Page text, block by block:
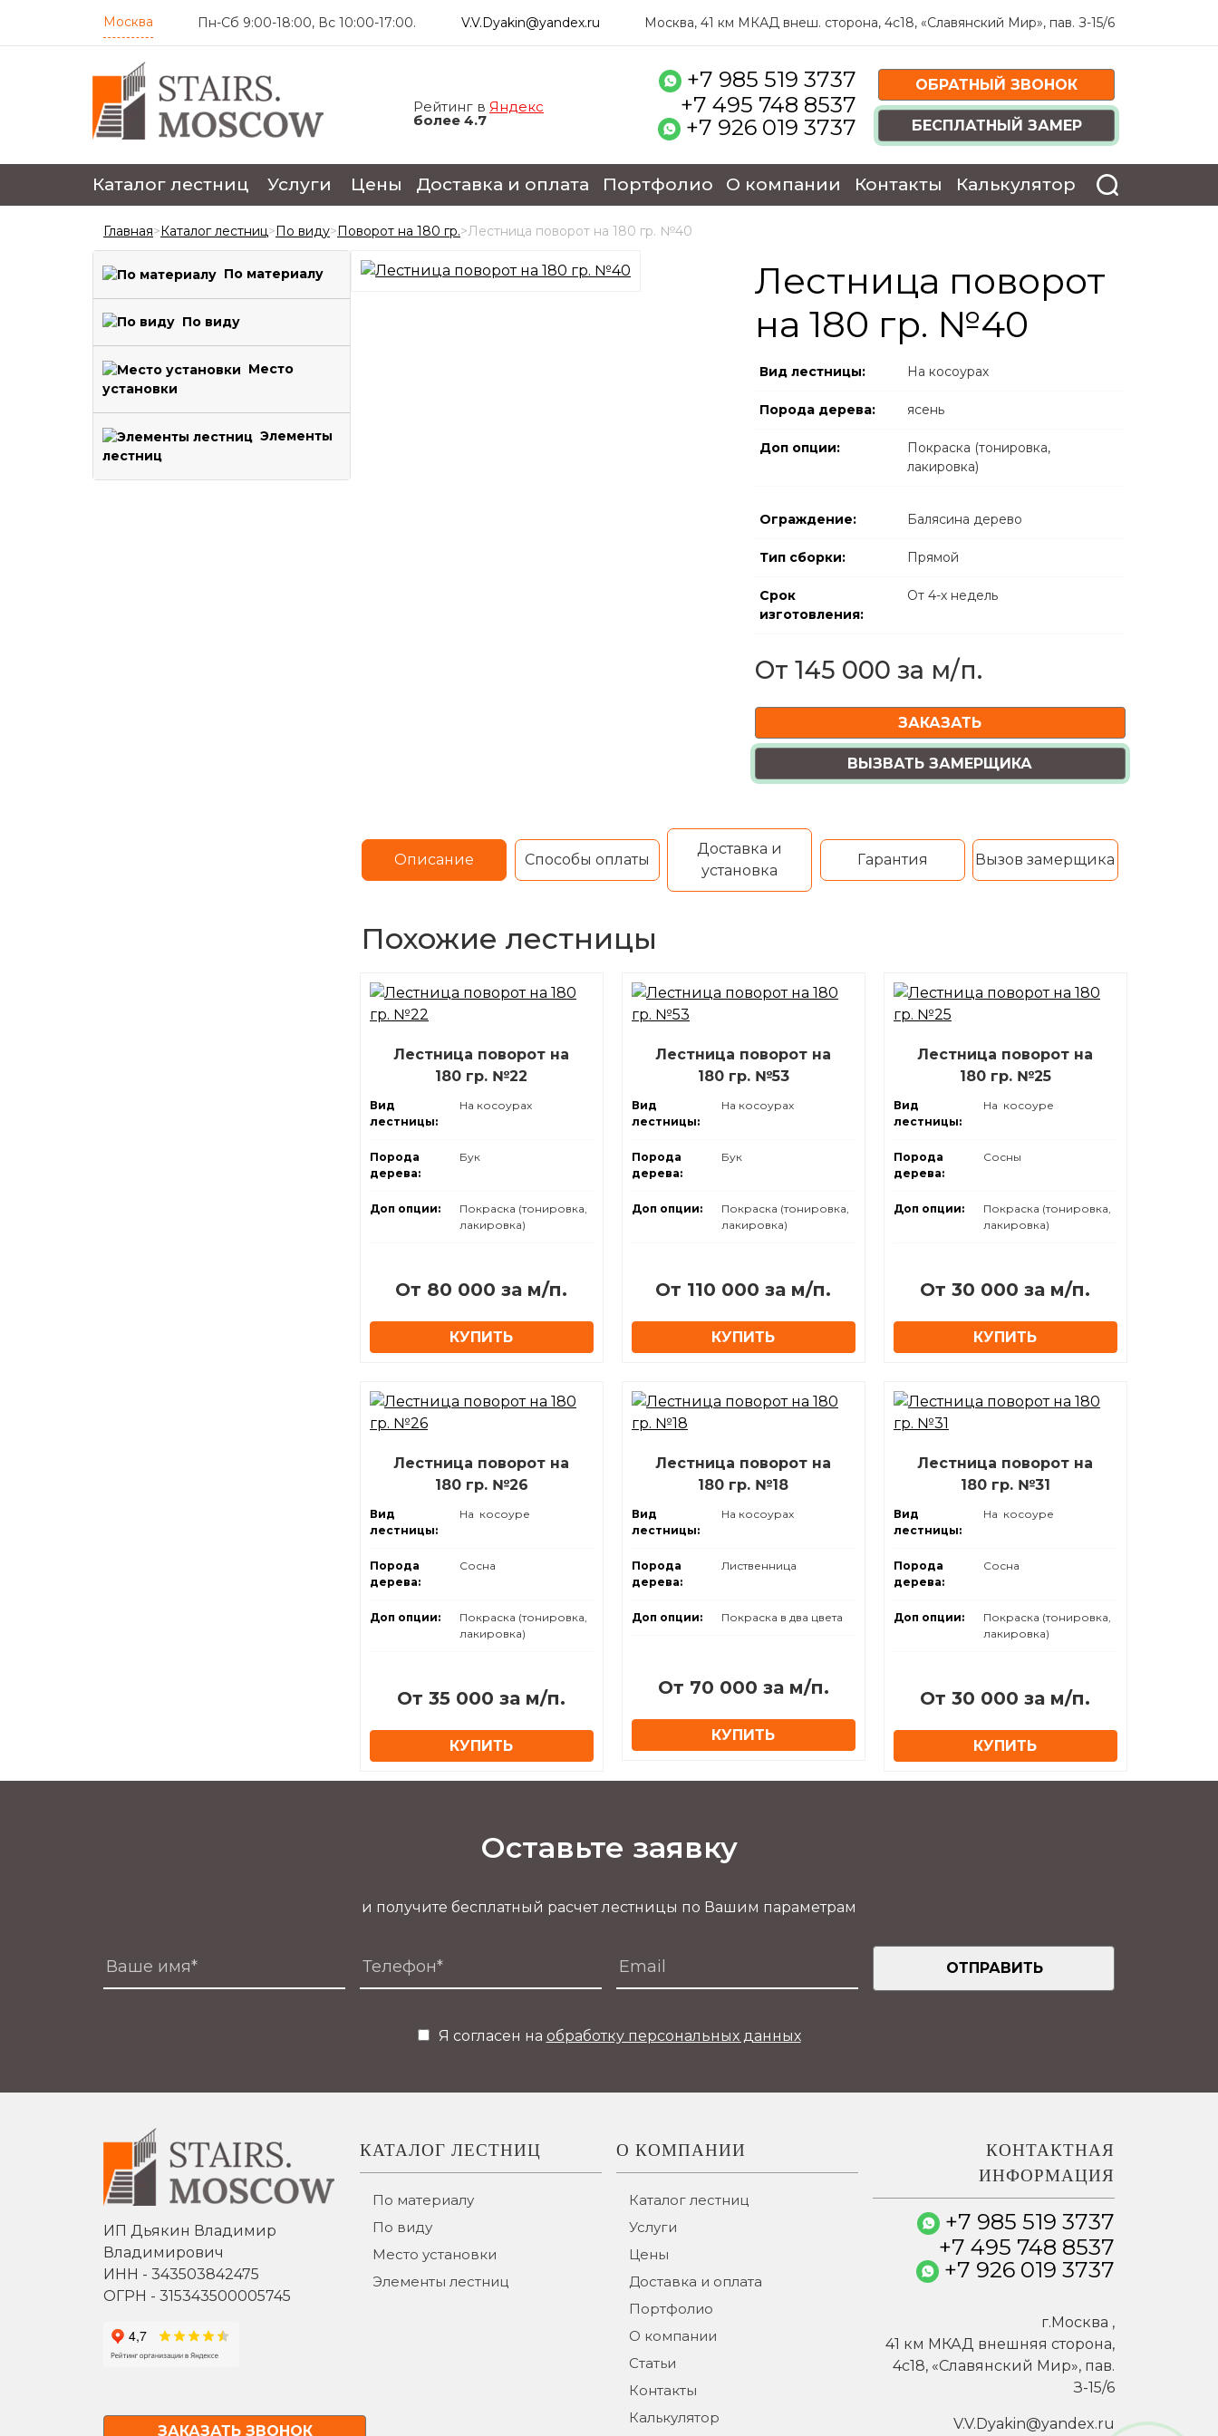
Москва Пн-Сб 9:00-18:00, Вс 10:00-17:00. V.V.Dyakin@yandex.ru Москва, 41 км МКАД внеш. сторона, 4c18, «Славянский Мир», пав. З-15/6
Рейтинг в Яндекс
более 4.7
+7 985 519 3737
+7 495 748 8537
+7 926 019 3737
ОБРАТНЫЙ ЗВОНОК
БЕСПЛАТНЫЙ ЗАМЕР
Каталог лестниц Услуги Цены Доставка и оплата Портфолио О компании Контакты Калькулятор
Главная>Каталог лестниц>По виду>Поворот на 180 гр.>Лестница поворот на 180 гр. №40
По материалу
По виду
Место
установки
Элементы
лестниц
Лестница поворот
на 180 гр. №40
Вид лестницы: На косоурах
Порода дерева: ясень
Доп опции:
Покраска (тонировка,
лакировка)
Ограждение: Балясина дерево
Тип сборки: Прямой
Срок
изготовления:
От 4-х недель
⁠От 145 000 за м/п.
ЗАКАЗАТЬ
ВЫЗВАТЬ ЗАМЕРЩИКА
Описание Способы оплаты
Доставка и
установка
Гарантия Вызов замерщика
Похожие лестницы
Лестница поворот на
180 гр. №22
Вид
лестницы:
На косоурах
Порода
дерева:
Бук
Доп опции:
Покраска (тонировка,
лакировка)
От 80 000 за м/п.
КУПИТЬ
Лестница поворот на
180 гр. №53
Вид
лестницы:
На косоурах
Порода
дерева:
Бук
Доп опции:
Покраска (тонировка,
лакировка)
От 110 000 за м/п.
КУПИТЬ
Лестница поворот на
180 гр. №25
Вид
лестницы:
На косоуре
Порода
дерева:
Сосны
Доп опции:
Покраска (тонировка,
лакировка)
От 30 000 за м/п.
КУПИТЬ
Лестница поворот на
180 гр. №26
Вид
лестницы:
На косоуре
Порода
дерева:
Сосна
Доп опции:
Покраска (тонировка,
лакировка)
От 35 000 за м/п.
КУПИТЬ
Лестница поворот на
180 гр. №18
Вид
лестницы:
На косоурах
Порода
дерева:
Лиственница
Доп опции: Покраска в два цвета
От 70 000 за м/п.
КУПИТЬ
Лестница поворот на
180 гр. №31
Вид
лестницы:
На косоуре
Порода
дерева:
Сосна
Доп опции:
Покраска (тонировка,
лакировка)
От 30 000 за м/п.
КУПИТЬ
Оставьте заявку
и получите бесплатный расчет лестницы по Вашим параметрам
ОТПРАВИТЬ
Я согласен на обработку персональных данных
ИП Дьякин Владимир
Владимирович
ИНН - 343503842475
ОГРН - 315343500005745
ЗАКАЗАТЬ ЗВОНОК
КАТАЛОГ ЛЕСТНИЦ
По материалу
По виду
Место установки
Элементы лестниц
О КОМПАНИИ
Каталог лестниц
Услуги
Цены
Доставка и оплата
Портфолио
О компании
Статьи
Контакты
Калькулятор
КОНТАКТНАЯ
ИНФОРМАЦИЯ
+7 985 519 3737
+7 495 748 8537
+7 926 019 3737
г. Москва ,
41 км МКАД внешняя сторона,
4c18, «Славянский Мир», пав.
З-15/6
V.V.Dyakin@yandex.ru